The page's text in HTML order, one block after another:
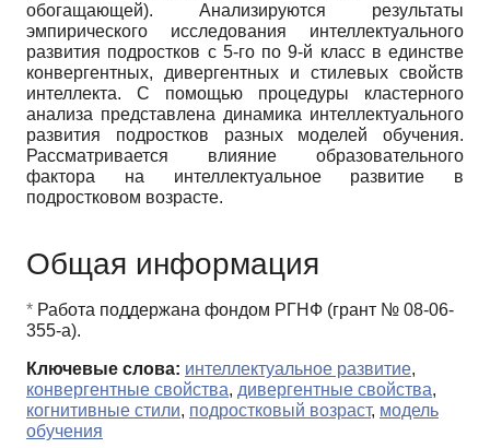
обогащающей). Анализируются результаты
эмпирического исследования интеллектуального
развития подростков с 5-го по 9-й класс в единстве
конвергентных, дивергентных и стилевых свойств
интеллекта. С помощью процедуры кластерного
анализа представлена динамика интеллектуального
развития подростков разных моделей обучения.
Рассматривается влияние образовательного
фактора на интеллектуальное развитие в
подростковом возрасте.
Общая информация
* Работа поддержана фондом РГНФ (грант № 08-06-
355-а).
Ключевые слова: интеллектуальное развитие,
конвергентные свойства, дивергентные свойства,
когнитивные стили, подростковый возраст, модель
обучения